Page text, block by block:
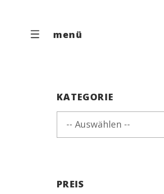
menü
KATEGORIE
-- Auswählen --
PREIS